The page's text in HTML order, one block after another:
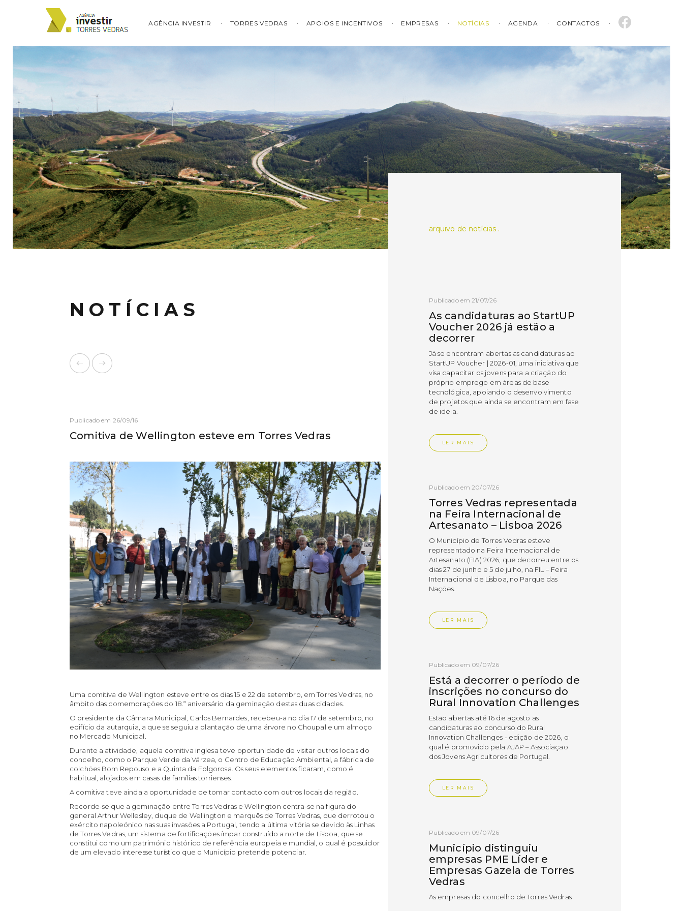
AGÊNCIA INVESTIR TORRES VEDRAS APOIOS E INCENTIVOS EMPRESAS NOTÍCIAS AGENDA CONTACTOS
NOTÍCIAS
Publicado em 26/09/16
Comitiva de Wellington esteve em Torres Vedras
Uma comitiva de Wellington esteve entre os dias 15 e 22 de setembro, em Torres Vedras, no
âmbito das comemorações do 18.º aniversário da geminação destas duas cidades.
O presidente da Câmara Municipal, Carlos Bernardes, recebeu-a no dia 17 de setembro, no
edifício da autarquia, a que se seguiu a plantação de uma árvore no Choupal e um almoço
no Mercado Municipal.
Durante a atividade, aquela comitiva inglesa teve oportunidade de visitar outros locais do
concelho, como o Parque Verde da Várzea, o Centro de Educação Ambiental, a fábrica de
colchões Bom Repouso e a Quinta da Folgorosa. Os seus elementos ficaram, como é
habitual, alojados em casas de famílias torrienses.
A comitiva teve ainda a oportunidade de tomar contacto com outros locais da região.
Recorde-se que a geminação entre Torres Vedras e Wellington centra-se na figura do
general Arthur Wellesley, duque de Wellington e marquês de Torres Vedras, que derrotou o
exército napoleónico nas suas invasões a Portugal, tendo a última vitória se devido às Linhas
de Torres Vedras, um sistema de fortificações ímpar construído a norte de Lisboa, que se
constitui como um património histórico de referência europeia e mundial, o qual é possuidor
de um elevado interesse turístico que o Município pretende potenciar.
arquivo de notícias .
Publicado em 21/07/26
As candidaturas ao StartUP
Voucher 2026 já estão a
decorrer
Já se encontram abertas as candidaturas ao
StartUP Voucher | 2026-01, uma iniciativa que
visa capacitar os jovens para a criação do
próprio emprego em áreas de base
tecnológica, apoiando o desenvolvimento
de projetos que ainda se encontram em fase
de ideia.
LER MAIS
Publicado em 20/07/26
Torres Vedras representada
na Feira Internacional de
Artesanato – Lisboa 2026
O Município de Torres Vedras esteve
representado na Feira Internacional de
Artesanato (FIA) 2026, que decorreu entre os
dias 27 de junho e 5 de julho, na FIL – Feira
Internacional de Lisboa, no Parque das
Nações.
LER MAIS
Publicado em 09/07/26
Está a decorrer o período de
inscrições no concurso do
Rural Innovation Challenges
Estão abertas até 16 de agosto as
candidaturas ao concurso do Rural
Innovation Challenges - edição de 2026, o
qual é promovido pela AJAP – Associação
dos Jovens Agricultores de Portugal.
LER MAIS
Publicado em 09/07/26
Município distinguiu
empresas PME Líder e
Empresas Gazela de Torres
Vedras
As empresas do concelho de Torres Vedras